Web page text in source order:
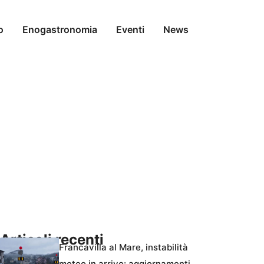
Enogastronomia Eventi News
Articoli recentiFrancavilla al Mare, instabilità